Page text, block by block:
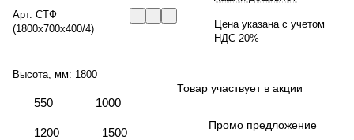
Арт. СТФ
(1800x700x400/4)
Высота, мм: 1800
550 1000
1200 1500
Цена указана с учетом
НДС 20%
Товар участвует в акции
Промо предложение